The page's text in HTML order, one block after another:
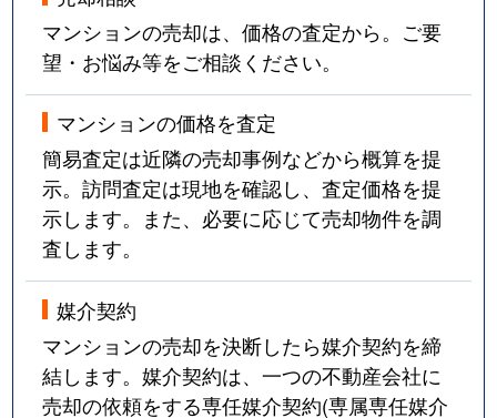
マンションの売却は、価格の査定から。ご要
望・お悩み等をご相談ください。
マンションの価格を査定
簡易査定は近隣の売却事例などから概算を提
示。訪問査定は現地を確認し、査定価格を提
示します。また、必要に応じて売却物件を調
査します。
媒介契約
マンションの売却を決断したら媒介契約を締
結します。媒介契約は、一つの不動産会社に
売却の依頼をする専任媒介契約(専属専任媒介